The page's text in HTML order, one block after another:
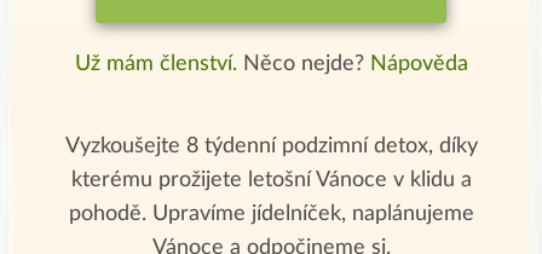
Už mám členství. Něco nejde? Nápověda
Vyzkoušejte 8 týdenní podzimní detox, díky
kterému prožijete letošní Vánoce v klidu a
pohodě. Upravíme jídelníček, naplánujeme
Vánoce a odpočineme si.